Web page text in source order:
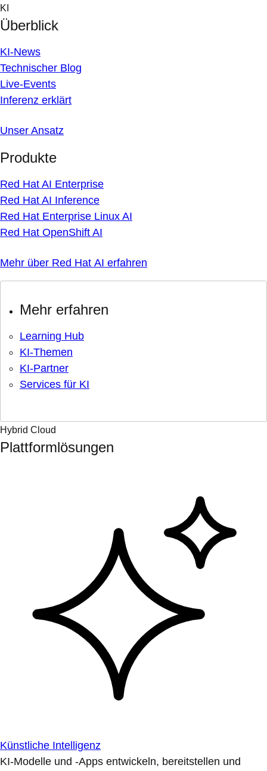
Skip
to
content
KI
Überblick
KI-News
Technischer Blog
Live-Events
Inferenz erklärt
Unser Ansatz
Produkte
Red Hat AI Enterprise
Red Hat AI Inference
Red Hat Enterprise Linux AI
Red Hat OpenShift AI
Mehr über Red Hat AI erfahren
Mehr erfahren
Learning Hub
KI-Themen
KI-Partner
Services für KI
Hybrid Cloud
Plattformlösungen
Künstliche Intelligenz
KI-Modelle und -Apps entwickeln, bereitstellen und